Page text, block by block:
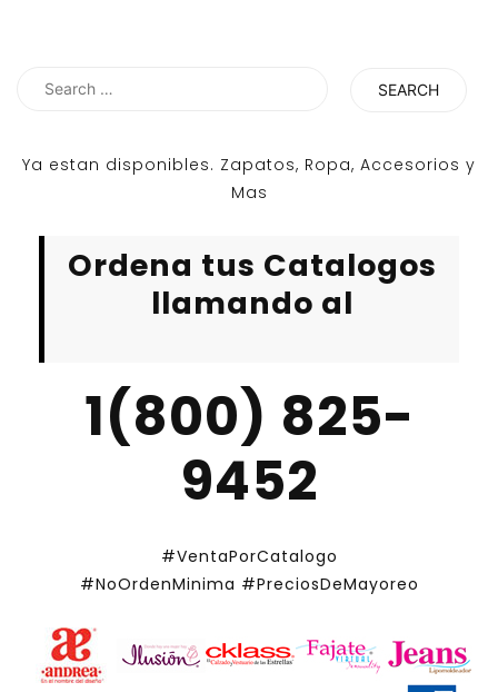
Search
Ya estan disponibles. Zapatos, Ropa, Accesorios y
Mas
Ordena tus Catalogos
llamando al
1(800) 825-
9452
#VentaPorCatalogo
#NoOrdenMinima #PreciosDeMayoreo